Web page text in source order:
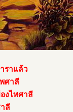
ราแล้ว
ศาลี
งไพศาลี
ลี